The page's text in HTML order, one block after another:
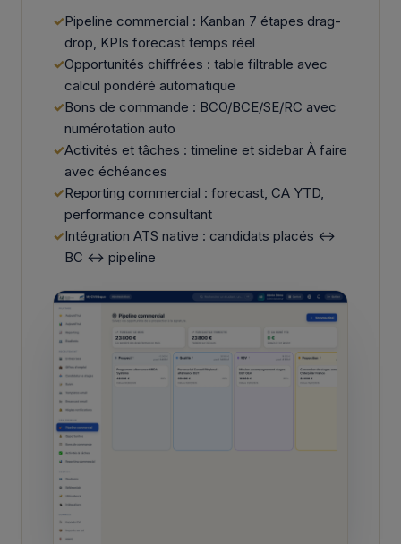
Pipeline commercial : Kanban 7 étapes drag-
drop, KPIs forecast temps réel
Opportunités chiffrées : table filtrable avec
calcul pondéré automatique
Bons de commande : BCO/BCE/SE/RC avec
numérotation auto
Activités et tâches : timeline et sidebar À faire
avec échéances
Reporting commercial : forecast, CA YTD,
performance consultant
Intégration ATS native : candidats placés ↔
BC ↔ pipeline